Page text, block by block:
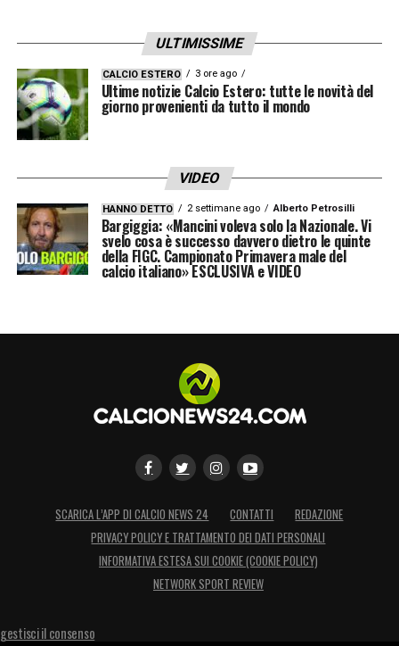
ULTIMISSIME
CALCIO ESTERO 3 ore ago
Ultime notizie Calcio Estero: tutte le novità del
giorno provenienti da tutto il mondo
VIDEO
HANNO DETTO 2 settimane ago Alberto Petrosilli
Bargiggia: «Mancini voleva solo la Nazionale. Vi
svelo cosa è successo davvero dietro le quinte
della FIGC. Campionato Primavera male del
calcio italiano» ESCLUSIVA e VIDEO
SCARICA L’APP DI CALCIO NEWS 24 CONTATTI
REDAZIONE
PRIVACY POLICY E TRATTAMENTO DEI DATI PERSONALI
INFORMATIVA ESTESA SUI COOKIE (COOKIE POLICY)
NETWORK SPORT REVIEW
gestisci il consenso